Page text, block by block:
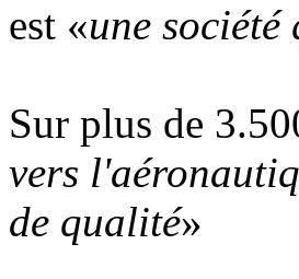
est «une société
Sur plus de
vers
de qualité»